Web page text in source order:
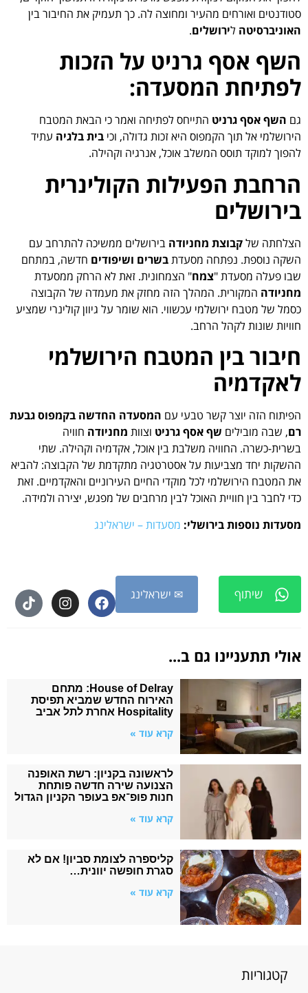
סטודנטים ואורחים מהעיר ומחוצה לה. כך תעמיק את החיבור בין
האוניברסיטה לירושלים.
השף אסף גרניט על הזכות
לפתיחת המסעדה:
גם השף אסף גרניט התייחס לפתיחה ואמר כי הבאת המטבח
הירושלמי אל תוך הקמפוס היא זכות גדולה, וכי בית בלגיה עתיד
להפוך למוקד תוסס המשלב אוכל, אנרגיה וקהילה.
הרחבת הפעילות הקולינרית
בירושלים
הצלחתה שלקבוצת מחניודה בירושלים ממשיכה להתרחב עם
השקה נוספת. נפתחה מסעדתבשרים ושיפודים חדשה, במתחם
שבו פעלה מסעדת "צמח" הצמחונית. זאת לא הרחק ממסעדת
מחניודה המקורית. המהלך הזה מחזק את מעמדה של הקבוצה
כסמל של מטבח ירושלמי עכשווי. הוא שומר על גיוון קולינרי שמציע
חוויות שונות לקהל הרחב.
חיבור בין המטבח הירושלמי
לאקדמיה
הפיתוח הזה יוצר קשר טבעי עם המסעדה החדשה בקמפוס גבעת
רם, שבה מובילים שף אסף גרניט וצוות מחניודה חוויה
בשרית-כשרה. החוויה משלבת בין אוכל, אקדמיה וקהילה. שתי
ההשקות יחד מצביעות על אסטרטגיה מתקדמת של הקבוצה: להביא
את המטבח הירושלמי לכל מוקדי החיים העירוניים והאקדמיים. זאת
כדי לחבר בין חוויית האוכל לבין מרחבים של מפגש, יצירה ולמידה.
מסעדות נוספות בירושלי: מסעדות – ישראלינג
שיתוף ✉ ישראלינג
אולי תתעניינו גם ב...
House of Delray: מתחם
האירוח החדש שמביא תפיסת
Hospitality אחרת לתל אביב
קרא עוד »
לראשונה בקניון: רשת האופנה
הצנועה שירה חדשה פותחת
חנות פופ־אפ בעופר הקניון הגדול
קרא עוד »
קליספרה לצומת סביון! אם לא
סגרת חופשה יוונית…
קרא עוד »
קטגוריות